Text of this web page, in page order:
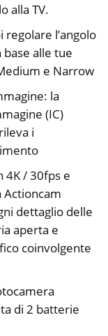
alla TV.
l’angolo
alle tue
e Narrow
la
(IC)
i
4K / 30fps e
Actioncam
dettaglio delle
aperta e
coinvolgente
di 2 batterie